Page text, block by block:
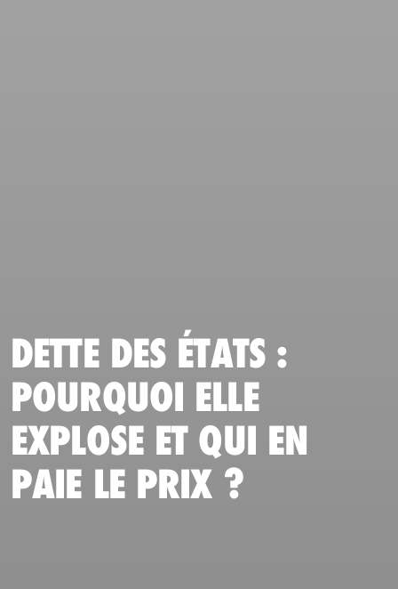
DETTE DES ÉTATS :
POURQUOI ELLE
EXPLOSE ET QUI EN
PAIE LE PRIX ?